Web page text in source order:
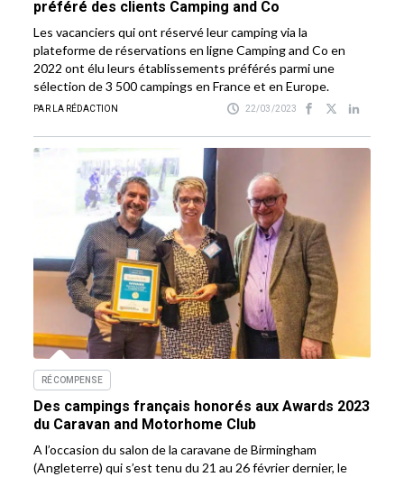
préféré des clients Camping and Co
Les vacanciers qui ont réservé leur camping via la
plateforme de réservations en ligne Camping and Co en
2022 ont élu leurs établissements préférés parmi une
sélection de 3 500 campings en France et en Europe.
PAR LA RÉDACTION 22/03/2023
RÉCOMPENSE
Des campings français honorés aux Awards 2023
du Caravan and Motorhome Club
A l’occasion du salon de la caravane de Birmingham
(Angleterre) qui s’est tenu du 21 au 26 février dernier, le